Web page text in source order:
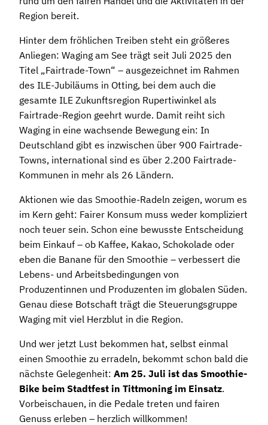
Region bereit.
Hinter dem fröhlichen Treiben steht ein größeres
Anliegen: Waging am See trägt seit Juli 2025 den
Titel „Fairtrade-Town“ – ausgezeichnet im Rahmen
des ILE-Jubiläums in Otting, bei dem auch die
gesamte ILE Zukunftsregion Rupertiwinkel als
Fairtrade-Region geehrt wurde. Damit reiht sich
Waging in eine wachsende Bewegung ein: In
Deutschland gibt es inzwischen über 900 Fairtrade-
Towns, international sind es über 2.200 Fairtrade-
Kommunen in mehr als 26 Ländern.
Aktionen wie das Smoothie-Radeln zeigen, worum es
im Kern geht: Fairer Konsum muss weder kompliziert
noch teuer sein. Schon eine bewusste Entscheidung
beim Einkauf – ob Kaffee, Kakao, Schokolade oder
eben die Banane für den Smoothie – verbessert die
Lebens- und Arbeitsbedingungen von
Produzentinnen und Produzenten im globalen Süden.
Genau diese Botschaft trägt die Steuerungsgruppe
Waging mit viel Herzblut in die Region.
Und wer jetzt Lust bekommen hat, selbst einmal
einen Smoothie zu erradeln, bekommt schon bald die
nächste Gelegenheit: Am 25. Juli ist das Smoothie-
Bike beim Stadtfest in Tittmoning im Einsatz.
Vorbeischauen, in die Pedale treten und fairen
Genuss erleben – herzlich willkommen!